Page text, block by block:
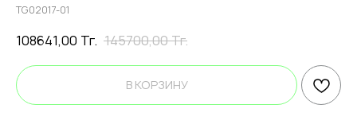
TG02017-01
108641,00 Тг. 145700,00Тг.
В КОРЗИНУ